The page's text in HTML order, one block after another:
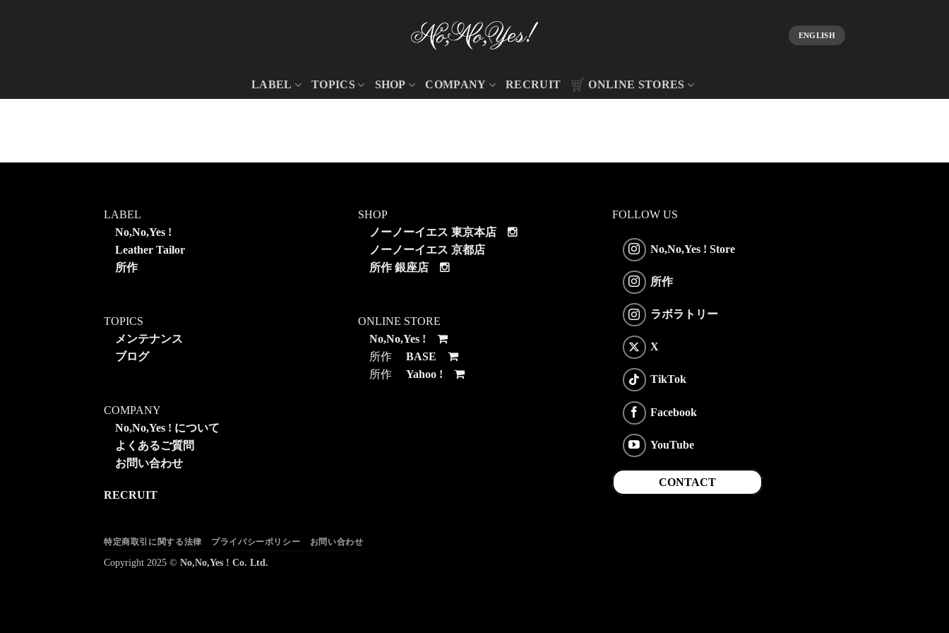
ENGLISH
LABEL TOPICS SHOP COMPANY RECRUIT ONLINE STORES
LABEL
No,No,Yes !
Leather Tailor
所作
TOPICS
メンテナンス
ブログ
COMPANY
No,No,Yes ! について
よくあるご質問
お問い合わせ
RECRUIT
SHOP
ノーノーイエス 東京本店
ノーノーイエス 京都店
所作 銀座店
ONLINE STORE
No,No,Yes !
所作 BASE
所作 Yahoo !
FOLLOW US
No,No,Yes ! Store
所作
ラボラトリー
X
TikTok
Facebook
YouTube
CONTACT
特定商取引に関する法律 プライバシーポリシー お問い合わせ
Copyright 2025 © No,No,Yes ! Co. Ltd.